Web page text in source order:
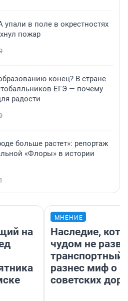
в поле в окрестностях
пожар
конец? В стране
ЕГЭ — почему
радости
больше растет»: репортаж
«Флоры» в истории
на
МНЕНИЕ
Наследие,
чудом не
транспортный
разнес миф о
советских